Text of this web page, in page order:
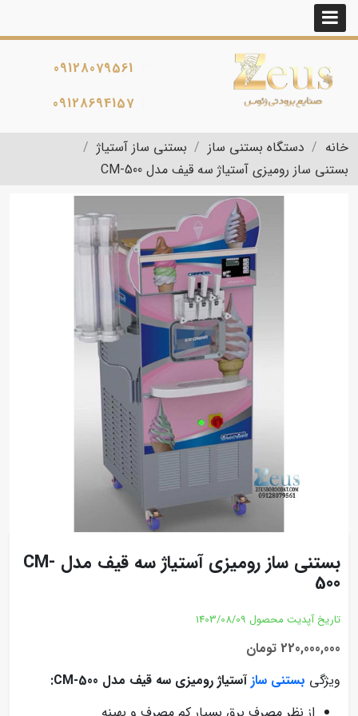
09128079561
09128694157
خانه دستگاه بستنی ساز
بستنی ساز آستیاژ
بستنی ساز رومیزی آستیاژ سه قیف مدل CM-500
بستنی ساز رومیزی آستیاژ سه قیف مدل CM-
500
تاریخ آپدیت محصول 1403/08/09
220,000,000 تومان
ویژگی بستنی ساز آستیاژ رومیزی سه قیف مدل CM-500: